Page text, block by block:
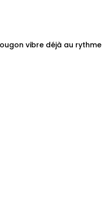
vibre déjà au rythme